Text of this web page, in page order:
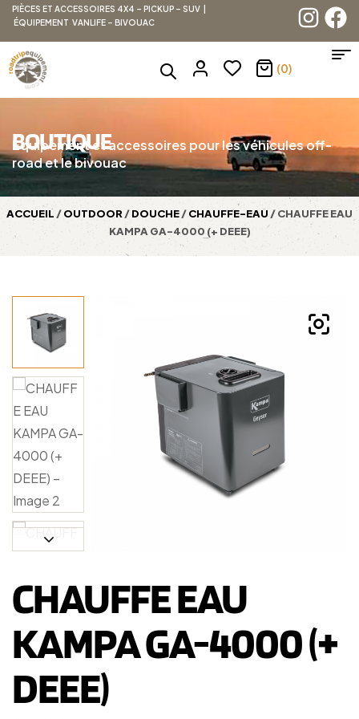
PIÈCES ET ACCESSOIRES 4X4 – PICKUP – SUV |
ÉQUIPEMENT VANLIFE – BIVOUAC
(0)
BOUTIQUE
Équipement et accessoires pour les véhicules off-
road et le bivouac
ACCUEIL /OUTDOOR /DOUCHE/CHAUFFE-EAU / CHAUFFE EAU
KAMPA GA-4000 (+ DEEE)
CHAUFFE EAU
KAMPA GA-4000 (+
DEEE)